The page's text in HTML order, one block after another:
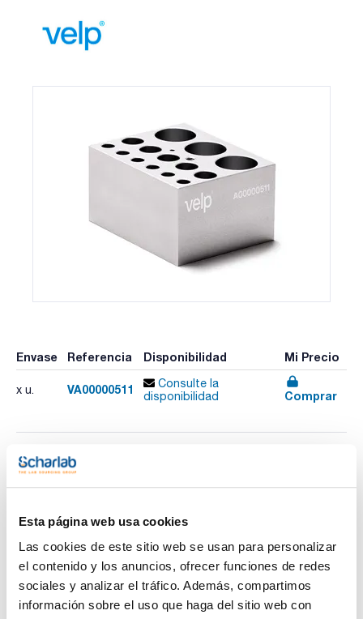
Esta página web usa cookies
Las cookies de este sitio web se usan para personalizar
el contenido y los anuncios, ofrecer funciones de redes
sociales y analizar el tráfico. Además, compartimos
información sobre el uso que haga del sitio web con
Envase Referencia Disponibilidad Mi Precio
x u. VA00000511
Consulte la
disponibilidad
Comprar
Imprimir ficha de
producto
redondo de 6 mm + 5 tubos de fondo redondo de 12-13 mm
Dimensiones pocillo (ØxPr., mm) : 8,3/13,9/26,2x48,4
Pack (u.) : 1
El termorreactor ECODryBlock modular y digital está
diseñado para garantizar un calentamiento preciso, uniforme
y controlado de las muestras en diversas aplicaciones de